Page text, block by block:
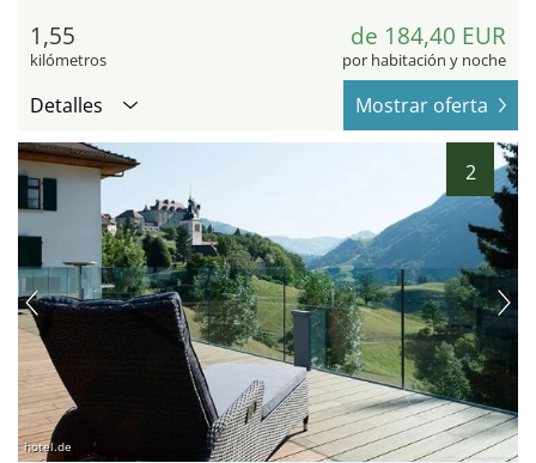
1,55
kilómetros
de 184,40 EUR
por habitación y noche
Detalles Mostrar oferta
2
hotel.de